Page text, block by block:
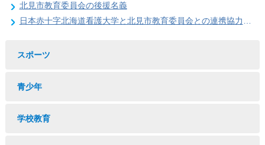
北見市教育委員会の後援名義
日本赤十字北海道看護大学と北見市教育委員会との連携協力に関する協定の締結
スポーツ
青少年
学校教育